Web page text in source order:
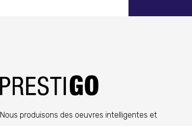
Nous produisons des oeuvres intelligentes et